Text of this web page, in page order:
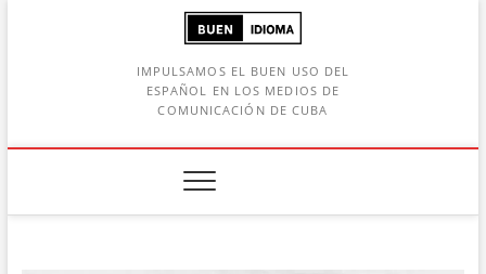
IMPULSAMOS EL BUEN USO DEL
ESPAÑOL EN LOS MEDIOS DE
COMUNICACIÓN DE CUBA